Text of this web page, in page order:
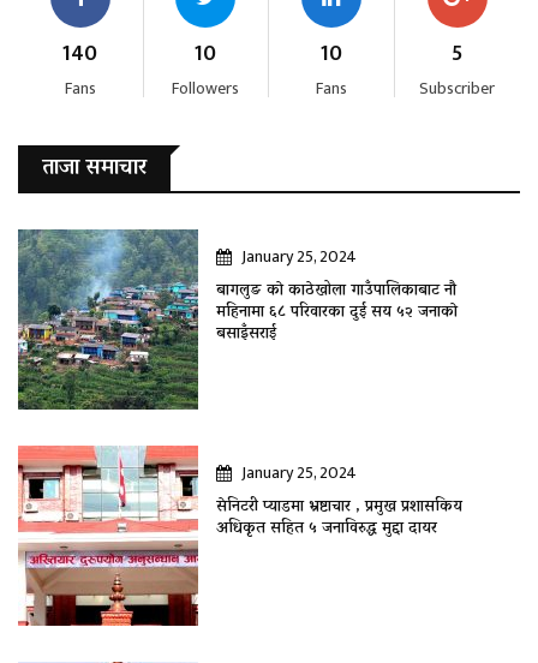
140
Fans
10
Followers
10
Fans
5
Subscriber
ताजा समाचार
January 25, 2024
बागलुङ काे काठेखोला गाउँपालिकाबाट नौ
महिनामा ६८ परिवारका दुई सय ५२ जनाकाे
बसाइँसराई
January 25, 2024
सेनिटरी प्याडमा भ्रष्टाचार , प्रमुख प्रशासकिय
अधिकृत सहित ५ जनाविरुद्ध मुद्दा दायर